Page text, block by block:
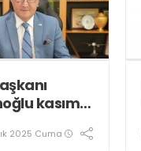
kasım
2025 Cuma